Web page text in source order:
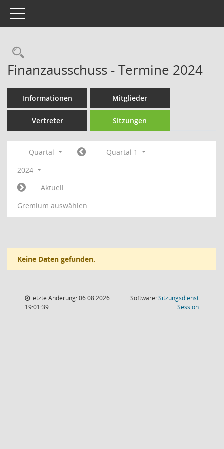
Toggle navigation
Rechercheauswahl
Finanzausschuss - Termine 2024
Informationen Mitglieder
Vertreter Sitzungen
Quartal
Quartal 1
2024
Aktuell
Gremium auswählen
Keine Daten gefunden.
letzte Änderung: 06.08.2026
19:01:39
Software:Sitzungsdienst
Session(Wird in